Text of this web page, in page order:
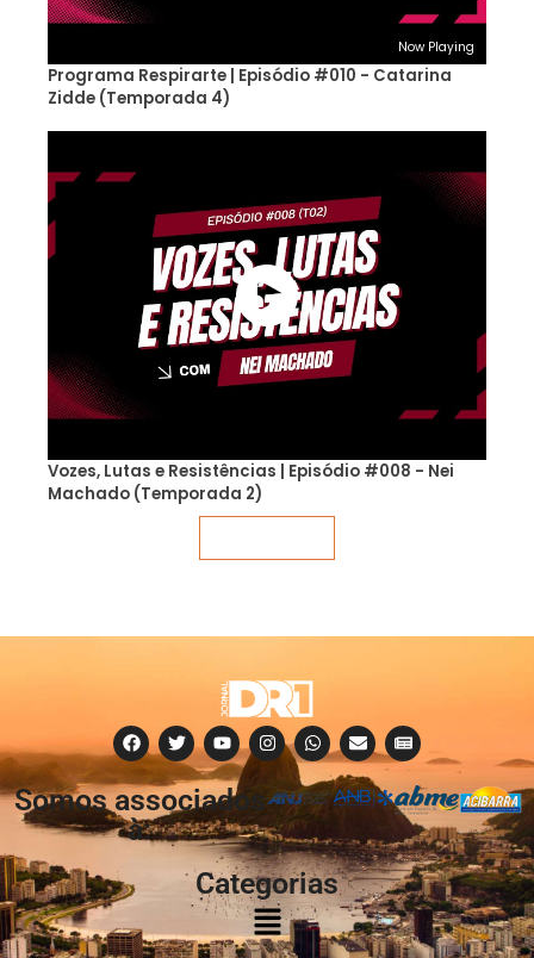
Now Playing
Programa Respirarte | Episódio #010 - Catarina
Zidde (Temporada 4)
Vozes, Lutas e Resistências | Episódio #008 - Nei
Machado (Temporada 2)
Somos associados
à:
Categorias